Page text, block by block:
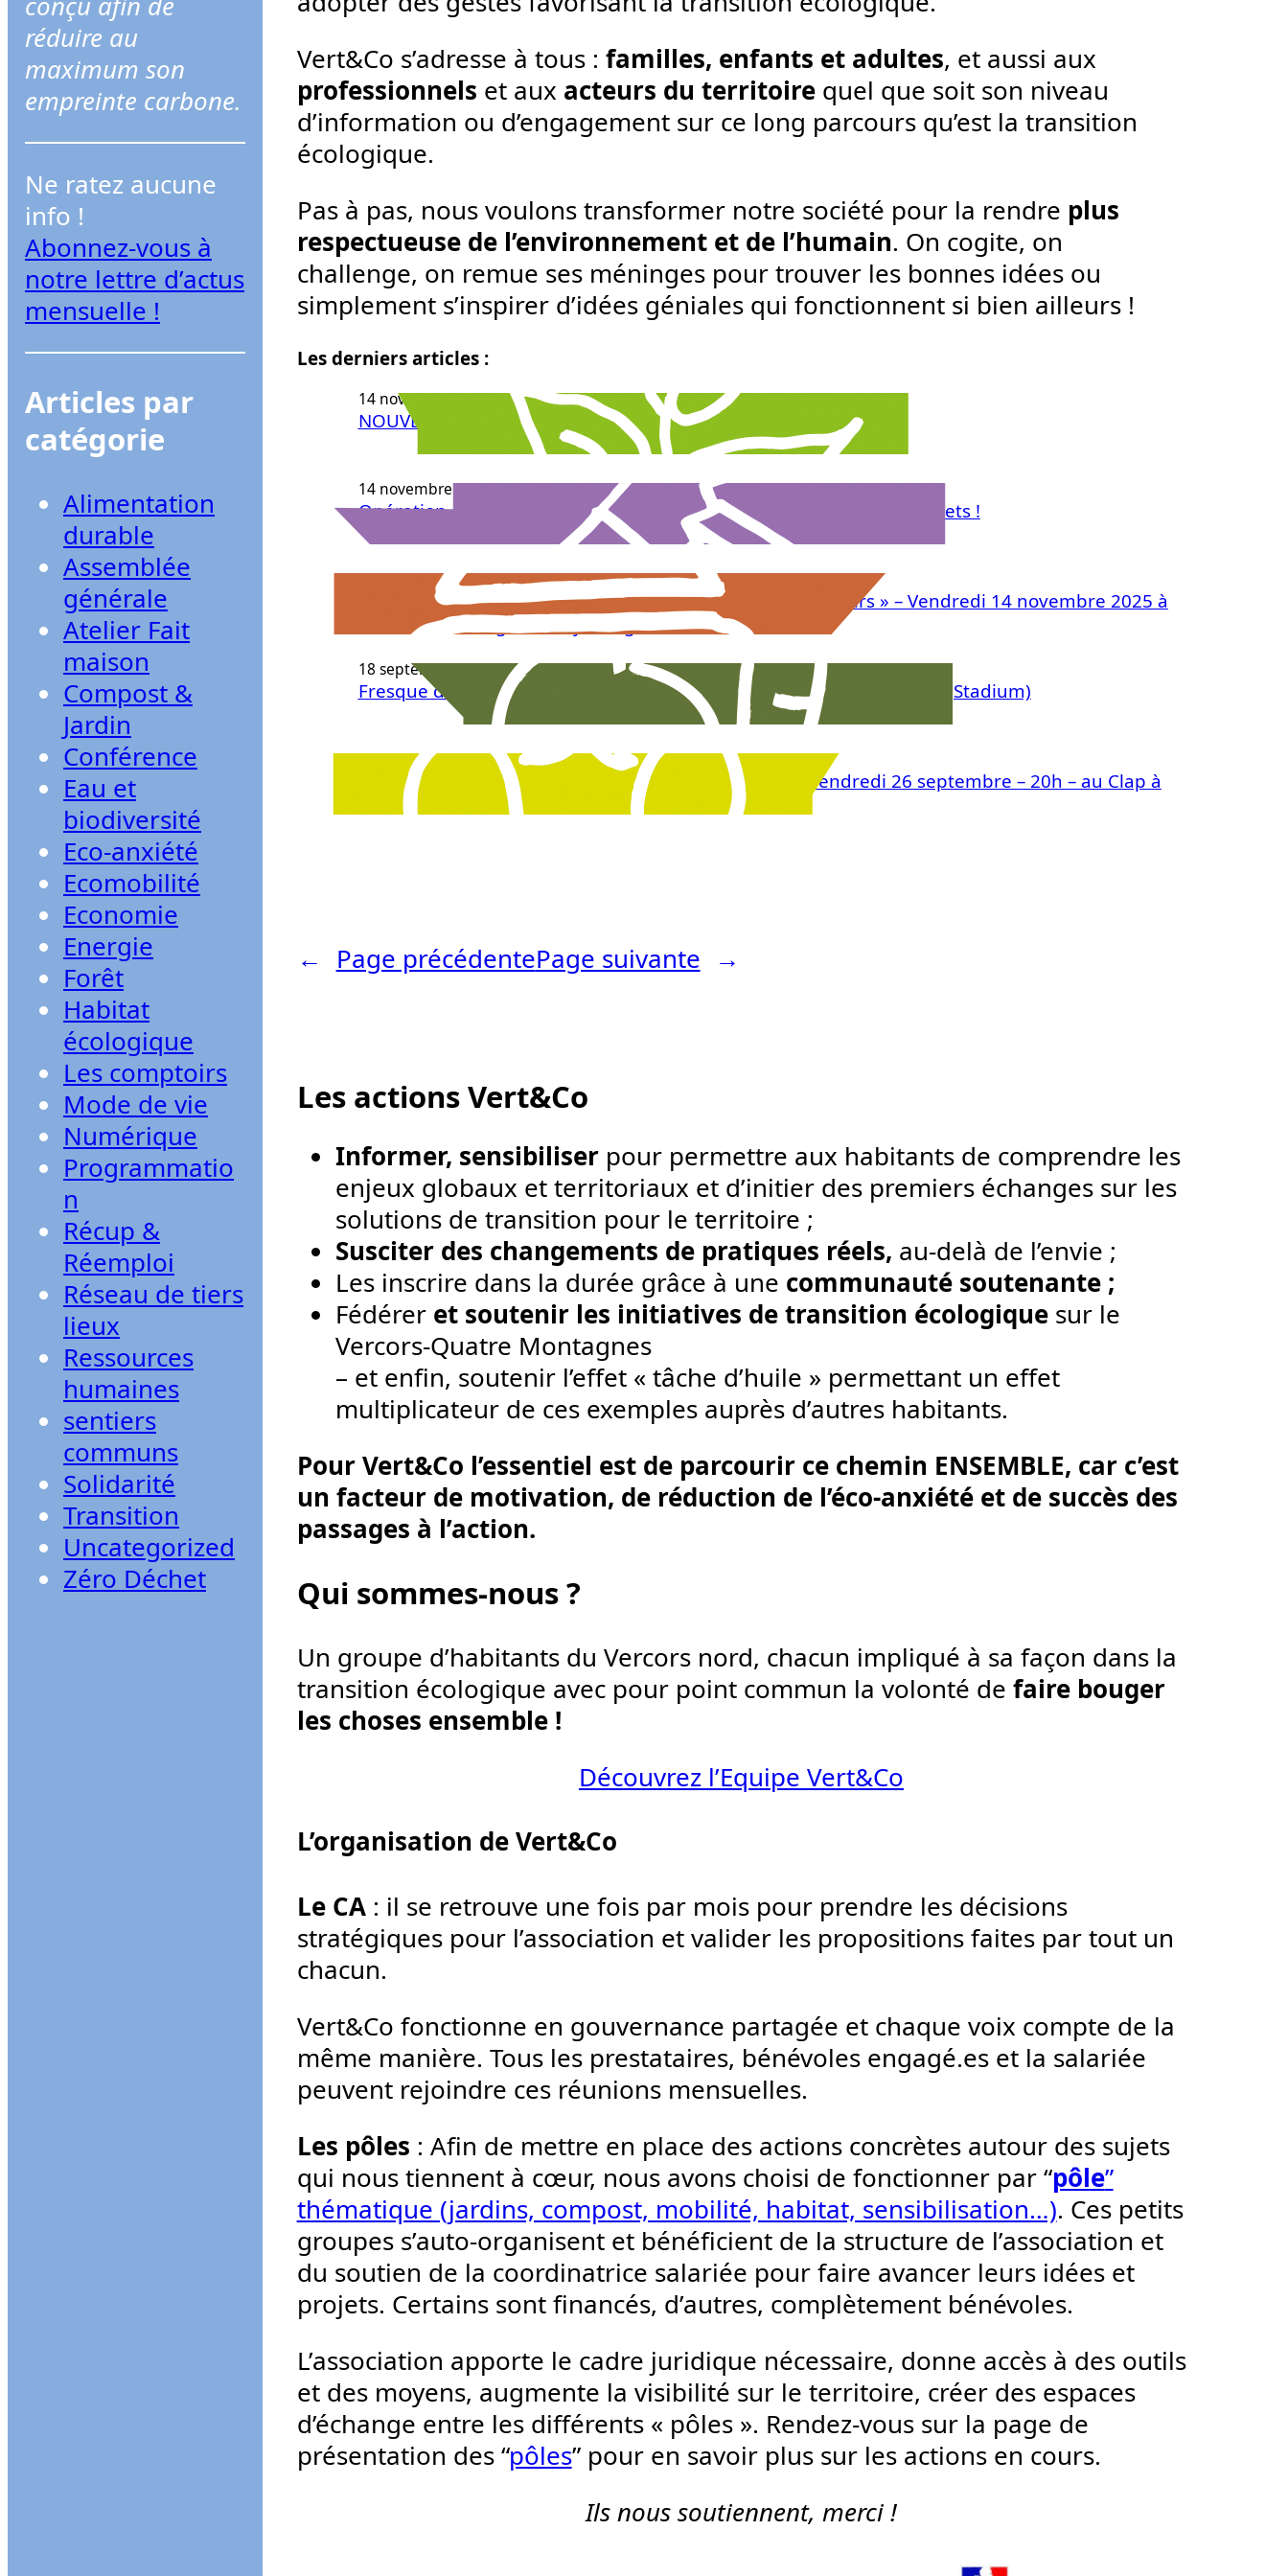
r
c
h
e
r
réduire au
maximum son
empreinte carbone.
Ne ratez aucune
info !
Abonnez-vous à
notre lettre d’actus
mensuelle !
Articles par
catégorie
Alimentation
durable
Assemblée
générale
Atelier Fait
maison
Compost &
Jardin
Conférence
Eau et
biodiversité
Eco-anxiété
Ecomobilité
Economie
Energie
Forêt
Habitat
écologique
Les comptoirs
Mode de vie
Numérique
Programmatio
n
Récup &
Réemploi
Réseau de tiers
lieux
Ressources
humaines
sentiers
communs
Solidarité
Transition
Uncategorized
Zéro Déchet
Vert&Co s’adresse à tous : familles, enfants et adultes, et aussi aux
professionnels et aux acteurs du territoirequel que soit son niveau
d’information ou d’engagement sur ce long parcours qu’est la transition
écologique.
Pas à pas, nous voulons transformer notre société pour la rendre plus
respectueuse de l’environnement et de l’humain. On cogite, on
challenge, on remue ses méninges pour trouver les bonnes idées ou
simplement s’inspirer d’idées géniales qui fonctionnent si bien ailleurs !
Les derniers articles :
14 novembre 2025
NOUVEAU PROJET : VITEPLUSDARBRES !
14 novembre 2025
Opération de Noël 2025 : C’est reparti pour la grande collecte de jouets !
27 octobre 2025
Conférence gesticulée « Notre assiette a des super pouvoirs » – Vendredi 14 novembre 2025 à
20h30 à la Grange à Gaby à Engins.
18 septembre 2025
Fresque de la Biodiversité – Vendredi 10 octobre à 18h15 à l’Agopop (Stadium)
4 septembre 2025
Projection avant première “Le Vivant qui se défend” Vendredi 26 septembre – 20h – au Clap à
Lans en Vercors
← Page précédentePage suivante →
Les actionsVert&Co
Informer, sensibiliser pour permettre aux habitants de comprendre les
enjeux globaux et territoriaux et d’initier des premiers échanges sur les
solutions de transition pour le territoire ;
Susciter des changements de pratiques réels, au-delà de l’envie ;
Les inscrire dans la durée grâce à une communauté soutenante ;
Fédéreret soutenir les initiatives de transition écologique sur le
Vercors-Quatre Montagnes
– et enfin, soutenir l’effet « tâche d’huile » permettant un effet
multiplicateur de ces exemples auprès d’autres habitants.
Pour Vert&Co l’essentiel est de parcourir ce chemin ENSEMBLE, car c’est
un facteur de motivation, de réduction de l’éco-anxiété et de succès des
passages à l’action.
Qui sommes-nous ?
Un groupe d’habitants du Vercors nord, chacun impliqué à sa façon dans la
transition écologique avec pour point commun la volonté de faire bouger
les choses ensemble !
Découvrez l’Equipe Vert&Co
L’organisation de Vert&Co
Le CA: il se retrouve une fois par mois pour prendre les décisions
stratégiques pour l’association et valider les propositions faites par tout un
chacun.
Vert&Co fonctionne en gouvernance partagée et chaque voix compte de la
même manière. Tous les prestataires, bénévoles engagé.es et la salariée
peuvent rejoindre ces réunions mensuelles.
Les pôles : Afin de mettre en place des actions concrètes autour des sujets
qui nous tiennent à cœur, nous avons choisi de fonctionner par “pôle”
thématique (jardins, compost, mobilité, habitat, sensibilisation…). Ces petits
groupes s’auto-organisent et bénéficient de la structure de l’association et
du soutien de la coordinatrice salariée pour faire avancer leurs idées et
projets. Certains sont financés, d’autres, complètement bénévoles.
L’association apporte le cadre juridique nécessaire, donne accès à des outils
et des moyens, augmente la visibilité sur le territoire, créer des espaces
d’échange entre les différents « pôles ». Rendez-vous sur la page de
présentation des “pôles” pour en savoir plus sur les actions en cours.
Ils nous soutiennent, merci !